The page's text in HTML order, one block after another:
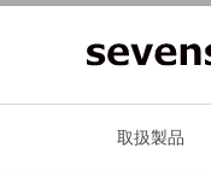
取扱製品